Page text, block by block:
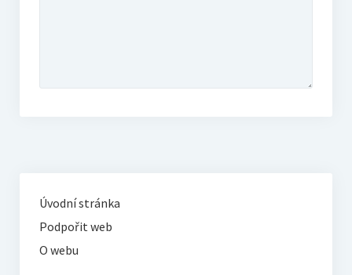
Úvodní stránka
Podpořit web
O webu